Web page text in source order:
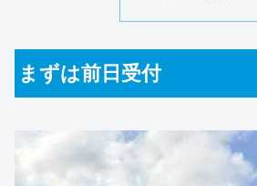
まずは前日受付